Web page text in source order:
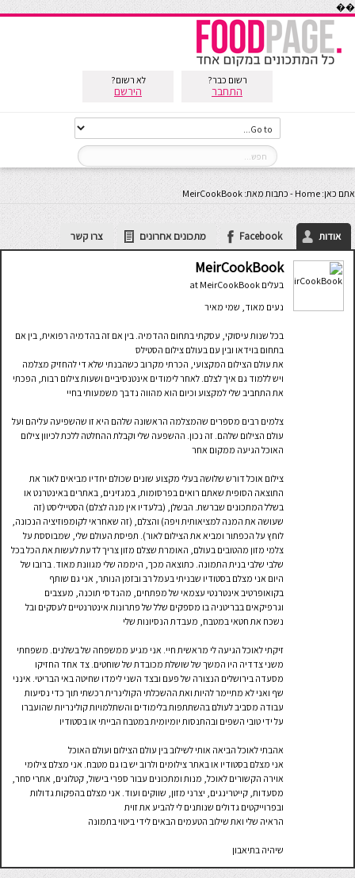
��
רשום כבר?
התחבר
לא רשום?
הירשם
אתם כאן: Home
- כתבות מאת: MeirCookBook
אודות Facebook מתכונים אחרונים צרו קשר
MeirCookBook
בעלים MeirCookBook
נעים מאוד, שמי מאיר
בכל שנות עיסוקי, עסקתי בתחום ההדמיה. בין אם זה בהדמיה רפואית, בין אם
בתחום בוידאו ובין עם בעולם צילום הסטילס
את עולם הצילום המקצועי, הכרתי מקרוב כשהבנתי שלא די להחזיק מצלמה
ויש ללמוד גם איך לצלם. לאחר לימודים אינטנסיביים ושעות צילום רבות, הפכתי
את התחביב שלי למקצוע וכיום הוא מהווה נדבך משמעותי בחיי
צלמים רבים מספרים שהמצלמה הראשונה שלהם היא זו שהשפיעה עליהם ועל
עולם הצילום שלהם. זה נכון. ההשפעה שלי וקבלת ההחלטה ללכת לכיוון צילום
האוכל הגיעה ממקום אחר
צילום אוכל דורש שלושה בעלי מקצוע שונים שכולם יחדיו מביאים לאור את
התוצאה הסופית שאתם רואים בפרסומות, במגזינים, באתרים באינטרנט או
בשלל המתכונים שברשת. הבשלן, (בלעדיו אין מנה לצלם) הסטייליסט (זה
שעושה את המנה למציאותית ויפה) והצלם, (זה שאחראי לקומפוזיציה הנכונה,
לוחץ על הכפתור ומביא את הצילום לאור). תפיסת העולם שלי, שמבוססת על
צלמי מזון מהטובים בעולם, האומרת שצלם מזון צריך לדעת לעשות את הכל בכל
שלבי שלבי בנית התמונה. כתוצאה מכך, היממה שלי מגוונת מאוד. ברובו של
היום אני מצלם בסטודיו שבניתי בעמל רב ובזמן הנותר, אני גם שותף
בקואופרטיב אינטרנטי עצמאי של מפתחים, מהנדסי תוכנה, מעצבים
וגרפיקאים בבריטניה בו מספקים שלל של פתרונות אינטרנטיים לעסקים ובל
נשכח את חטאי במטבח, מעבדת הנסיונות שלי
זיקתי לאוכל הגיעה לי מראשית חיי. אני מגיע ממשפחה של בשלנים. משפחתי
משני צדדיה היו המשך של שושלת מכובדת של שוחטים. צד אחד החזיקו
מסעדה בירושלים הנצורה של פעם ובצד השני לימדו שחיטה באי הבריטי. אינני
שף ואני לא מתיימר להיות ואת ההשכלתי הקולינרית רכשתי תוך כדי נסיעות
עבודה מסביב לעולם בהשתתפות בלימודים והשתלמויות קולינריות שהועברו
על ידי טובי השפים ובהתנסות יומיומית במטבח הבייתי או בסטודיו
אהבתי לאוכל הביאה אותי לשילוב בין עולם הצילום ועולם האוכל
אני מצלם בסטודיו או באתר צילומים ולרוב יש בו גם מטבח. אני מצלם צילומי
אוירה הקשורים לאוכל, מנות ומתכונים עבור ספרי בישול, קטלוגים, אתרי סחר,
מסעדות, קייטרינגים, יצרני מזון, שווקים ועוד. אני מצלם בהפקות גדולות
ובפרוייקטים גדולים שנותנים לי להביע את זוית
הראיה שלי ואת שילוב הטעמים הבאים לידי ביטוי בתמונה
שיהיה בתיאבון